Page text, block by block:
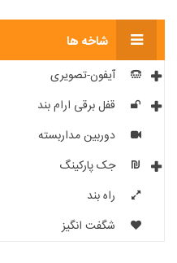
شاخه ها
آیفون-تصویری
قفل برقی ارام بند
دوربین مداربسته
جک پارکینگ
راه بند
شگفت انگیز